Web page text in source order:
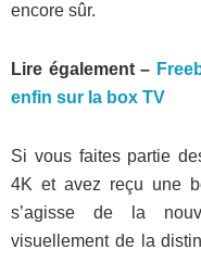
encore sûr.
Lire également –
enfin sur la box TV
Si vous faites partie
4K et avez reçu une
s’agisse de la
visuellement de la